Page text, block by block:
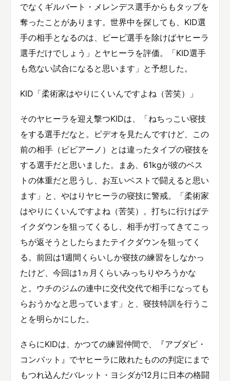
でなくギルバート・メレンデス選手からもタップを
奪ったことがあります。世界中を探しても、KID選
手の相手となるのは、ビービ選手を除けばヤヒーラ
選手だけでしょう」とヤヒーラを評価。「KID選手
も危ない試合になると思います」と予想した。
KID「柔術家はやりにくいんですよね（苦笑）」
そのヤヒーラを迎え撃つKIDは、「ねちっこい寝技
をする選手だなと。ビデオを見たんですけど、この
前の相手（ビビアーノ）とは違ったタイプの寝技を
する選手だと思いました。まあ、61kgが彼のベス
トの体重だと思うし、お互いベストで闘えると思い
ます」と、やはりヤヒーラの寝技に警戒。「柔術家
はやりにくいんですよね（苦笑）。打ちに行けばテ
イクダウンを狙ってくるし、相手が打ってきてこっ
ちが返そうとしたらまたテイクダウンを狙ってく
る。前回は1週間くらいしか寝技の練習をしなかっ
たけど、今回は1ヵ月くらいみっちりやろうかな
と。ウチのジムの連中に交代交代で相手になっても
らおうかなと思っています」と、寝技特訓を行うこ
とを明らかにした。
さらにKIDは、かつての練習仲間で、『アブダビ・
コンバット』でヤヒーラに敗れたものの判定にまで
もつれ込んだバレット・ヨシダが12月に日本の格闘